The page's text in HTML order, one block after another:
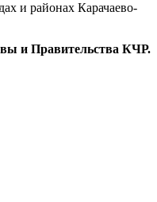
и районах Карачаево-
и Правительства КЧР.